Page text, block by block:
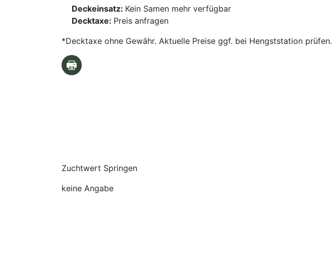
Deckeinsatz: Kein Samen mehr verfügbar
Decktaxe: Preis anfragen
*Decktaxe ohne Gewähr. Aktuelle Preise ggf. bei Hengststation prüfen.
Zuchtwert Springen
keine Angabe